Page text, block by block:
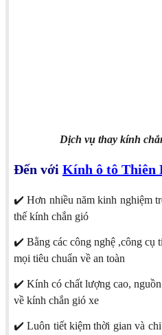
Dịch vụ thay kính
Đến với Kính ô tô Thiên
✔️ Hơn nhiều năm kinh nghiệm
thế kính chắn gió
✔️ Bằng các công nghệ ,công cụ
mọi tiêu chuẩn về an toàn
✔️ Kính có chất lượng cao,
về kính chắn gió xe
✔️ Luôn tiết kiệm thời gian và